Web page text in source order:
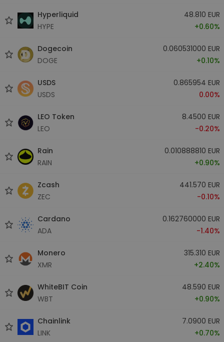
Hyperliquid
HYPE
48.810 EUR
+0.60%
Dogecoin
DOGE
0.060531000 EUR
+0.10%
USDS
USDS
0.865954 EUR
0.00%
LEO Token
LEO
8.4500 EUR
-0.20%
Rain
RAIN
0.010888810 EUR
+0.90%
Zcash
ZEC
441.570 EUR
-0.10%
Cardano
ADA
0.162760000 EUR
-1.40%
Monero
XMR
315.310 EUR
+2.40%
WhiteBIT Coin
WBT
48.590 EUR
+0.90%
Chainlink
LINK
7.0900 EUR
+0.70%